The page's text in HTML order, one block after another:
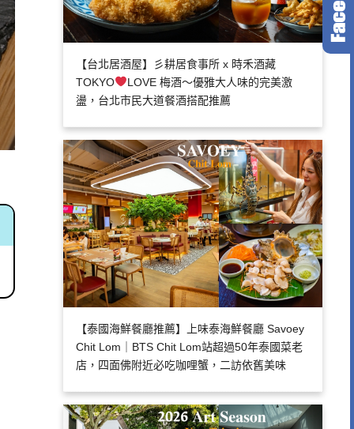
【台北居酒屋】彡耕居食事所 x 時禾酒藏
TOKYO
LOVE 梅酒～優雅大人味的完美激
盪，台北市民大道餐酒搭配推薦
【泰國海鮮餐廳推薦】上味泰海鮮餐廳 Savoey
Chit Lom｜BTS Chit Lom站超過50年泰國菜老
店，四面佛附近必吃咖哩蟹，二訪依舊美味